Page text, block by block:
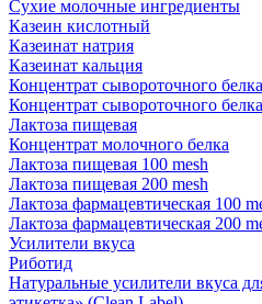
Сухие молочные ингредиенты
Казеин кислотный
Казеинат натрия
Казеинат кальция
Концентрат сывороточного белка
Концентрат сывороточного
Лактоза пищевая
Концентрат молочного белка
Лактоза пищевая 100 mesh
Лактоза пищевая 200 mesh
Лактоза фармацевтическая 100
Лактоза фармацевтическая 200
Усилители вкуса
Риботид
Натуральные усилители вкуса